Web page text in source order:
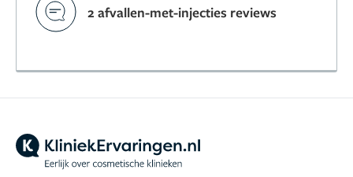
2 afvallen-met-injecties reviews